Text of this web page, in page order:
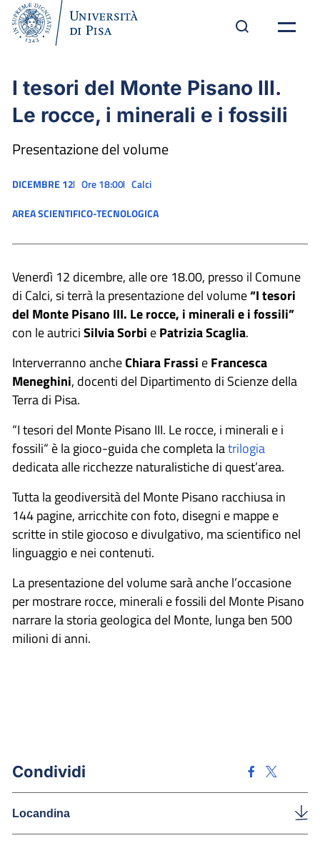
I tesori del Monte Pisano III.
Le rocce, i minerali e i fossili
Presentazione del volume
DICEMBRE 12 Ore 18:00 Calci
AREA SCIENTIFICO-TECNOLOGICA
Venerdì 12 dicembre, alle ore 18.00, presso il Comune
di Calci, si terrà la presentazione del volume“I tesori
del Monte Pisano III. Le rocce, i minerali e i fossili”
con le autriciSilvia Sorbi ePatrizia Scaglia.
Interverranno ancheChiara Frassi eFrancesca
Meneghini, docenti del Dipartimento di Scienze della
Terra di Pisa.
“I tesori del Monte Pisano III. Le rocce, i minerali e i
fossili“ è la gioco-guida che completa latrilogia
dedicata alle ricchezze naturalistiche di quest’area.
Tutta la geodiversità del Monte Pisano racchiusa in
144 pagine, arricchite con foto, disegni e mappe e
scritte in stile giocoso e divulgativo, ma scientifico nel
linguaggio e nei contenuti.
La presentazione del volume sarà anche l’occasione
per mostrare rocce, minerali e fossili del Monte Pisano
narrare la storia geologica del Monte, lunga ben 500
milioni di anni.
Condividi
Locandina